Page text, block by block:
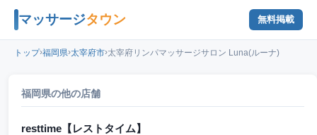
マッサージタウン 無料掲載
トップ›福岡県›太宰府市›太宰府リンパマッサージサロン Luna(ルーナ)
福岡県の他の店舗
resttime【レストタイム】